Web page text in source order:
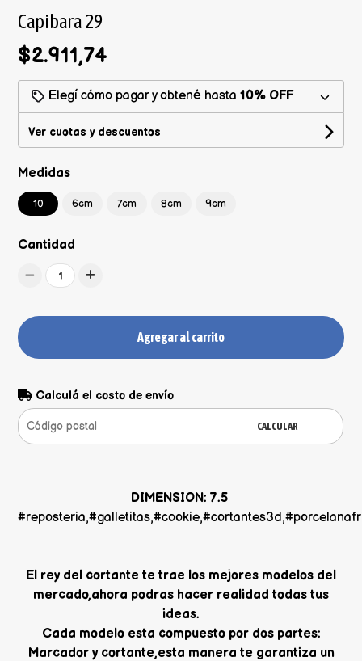
Capibara 29
$2.911,74
Elegí cómo pagar y obtené hasta10% OFF
Ver cuotas y descuentos
Medidas
10 6cm 7cm 8cm 9cm
Cantidad
1
Agregar al carrito
Calculá el costo de envío
CALCULAR
DIMENSION: 7.5
El rey del cortante te trae los mejores modelos del
mercado,ahora podras hacer realidad todas tus
ideas.
Cada modelo esta compuesto por dos partes:
Marcador y cortante,esta manera te garantiza un